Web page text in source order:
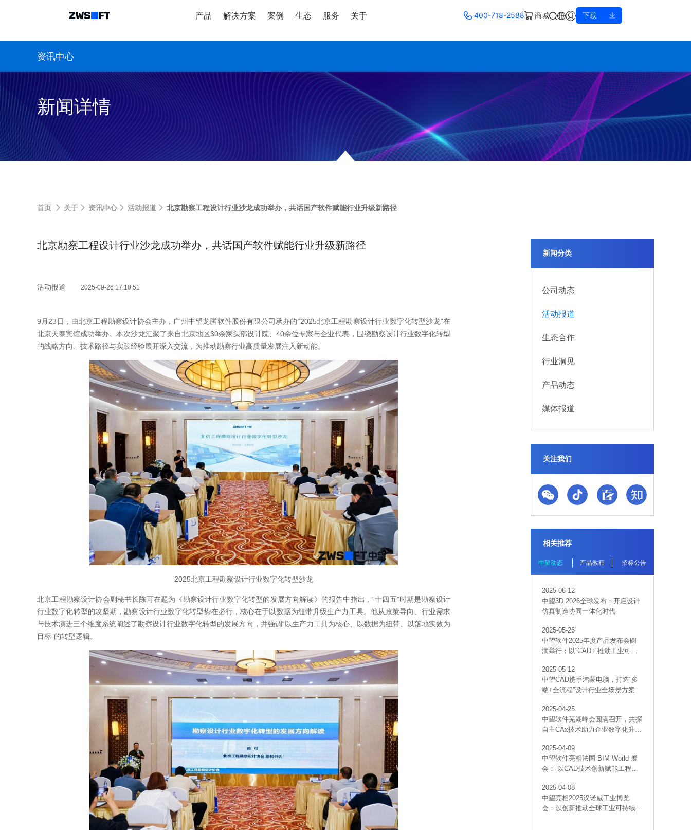
产品 解决方案 案例 生态 服务 关于 400-718-2588 商城 下载
新闻详情
资讯中心
首页 关于 资讯中心 活动报道 北京勘察工程设计行业沙龙成功举办，共话国产软件赋能行业升级新路径
北京勘察工程设计行业沙龙成功举办，共话国产软件赋能行业升级新路径
活动报道 2025-09-26 17:10:51
9月23日，由北京工程勘察设计协会主办，广州中望龙腾软件股份有限公司承办的“2025北京工程勘察设计行业数字化转型沙龙”在
北京天泰宾馆成功举办。本次沙龙汇聚了来自北京地区30余家头部设计院、40余位专家与企业代表，围绕勘察设计行业数字化转型
的战略方向、技术路径与实践经验展开深入交流，为推动勘察行业高质量发展注入新动能。
2025北京工程勘察设计行业数字化转型沙龙
北京工程勘察设计协会副秘书长陈可在题为《勘察设计行业数字化转型的发展方向解读》的报告中指出，“十四五”时期是勘察设计
行业数字化转型的攻坚期，勘察设计行业数字化转型势在必行，核心在于以数据为纽带升级生产力工具。他从政策导向、行业需求
与技术演进三个维度系统阐述了勘察设计行业数字化转型的发展方向，并强调“以生产力工具为核心、以数据为纽带、以落地实效为
目标”的转型逻辑。
新闻分类
公司动态
活动报道
生态合作
行业洞见
产品动态
媒体报道
关注我们
相关推荐
中望动态 产品教程 招标公告
2025-06-12
中望3D 2026全球发布：开启设计
仿真制造协同一体化时代
2025-05-26
中望软件2025年度产品发布会圆
满举行：以“CAD+”推动工业可持
2025-05-12
中望CAD携手鸿蒙电脑，打造“多
端+全流程”设计行业全场景方案
2025-04-25
中望软件芜湖峰会圆满召开，共探
自主CAx技术助力企业数字化升级
2025-04-09
中望软件亮相法国 BIM World 展
会： 以CAD技术创新赋能工程建
2025-04-08
中望亮相2025汉诺威工业博览
会：以创新推动全球工业可持续发